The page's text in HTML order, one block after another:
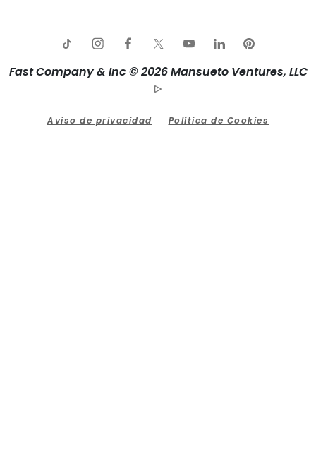
Fast Company & Inc © 2026 Mansueto Ventures, LLC
Aviso de privacidad Política de Cookies